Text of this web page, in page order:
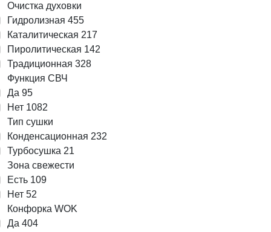
Очистка духовки
Гидролизная 455
Каталитическая 217
Пиролитическая 142
Традиционная 328
Функция СВЧ
Да 95
Нет 1082
Тип сушки
Конденсационная 232
Турбосушка 21
Зона свежести
Есть 109
Нет 52
Конфорка WOK
Да 404